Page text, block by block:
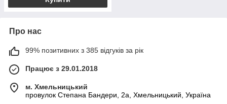
Про нас
99% позитивних з 385 відгуків за рік
Працює з 29.01.2018
м. Хмельницький
провулок Степана Бандери, 2a, Хмельницький, Україна